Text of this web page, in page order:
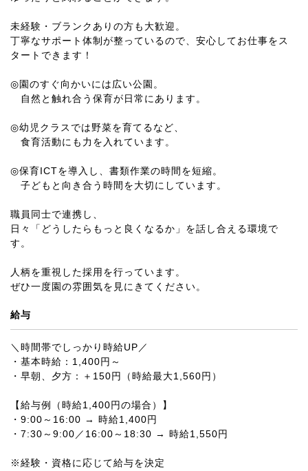
未経験・ブランクありの方も大歓迎。
丁寧なサポート体制が整っているので、安心してお仕事をス
タートできます！
◎園のすぐ向かいには広い公園。
自然と触れ合う保育が日常にあります。
◎幼児クラスでは野菜を育てるなど、
食育活動にも力を入れています。
◎保育ICTを導入し、書類作業の時間を短縮。
子どもと向き合う時間を大切にしています。
職員同士で連携し、
日々「どうしたらもっと良くなるか」を話し合える環境で
す。
人柄を重視した採用を行っています。
ぜひ一度園の雰囲気を見にきてください。
給与
＼時間帯でしっかり時給UP／
・基本時給：1,400円～
・早朝、夕方：＋150円（時給最大1,560円）
【給与例（時給1,400円の場合）】
・9:00～16:00 → 時給1,400円
・7:30～9:00／16:00～18:30 → 時給1,550円
※経験・資格に応じて給与を決定